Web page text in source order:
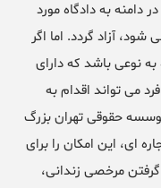
دامنه به دادگاه مورد
آزاد گردد. اما اگر
به نوعی باشد که دارای
می تواند اقدام به
حقوقی تهران بزرگ
ای، این امکان را برای
گرفتن مرخصی زندانی،